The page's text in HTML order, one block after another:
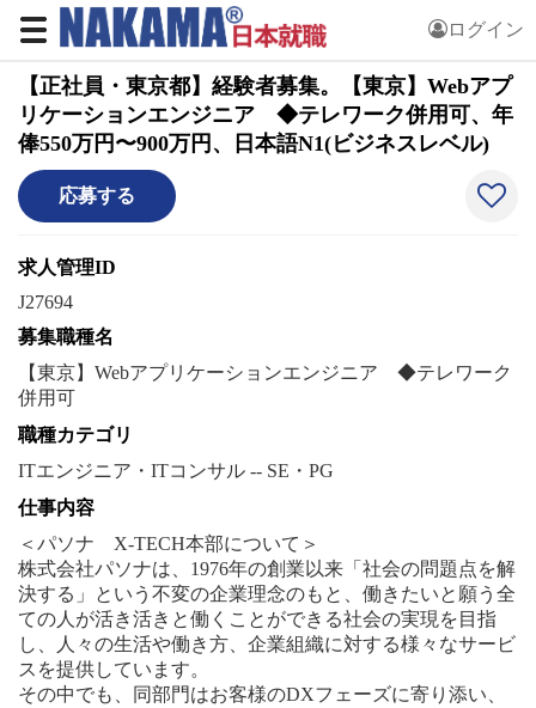
ログイン
【正社員・東京都】経験者募集。【東京】Webアプ
リケーションエンジニア ◆テレワーク併用可、年
俸550万円〜900万円、日本語N1(ビジネスレベル)
応募する
求人管理ID
J27694
募集職種名
【東京】Webアプリケーションエンジニア ◆テレワーク
併用可
職種カテゴリ
ITエンジニア・ITコンサル -- SE・PG
仕事内容
＜パソナ X-TECH本部について＞
株式会社パソナは、1976年の創業以来「社会の問題点を解
決する」という不変の企業理念のもと、働きたいと願う全
ての人が活き活きと働くことができる社会の実現を目指
し、人々の生活や働き方、企業組織に対する様々なサービ
スを提供しています。
その中でも、同部門はお客様のDXフェーズに寄り添い、